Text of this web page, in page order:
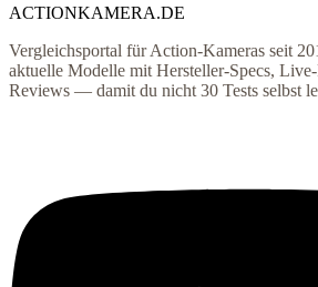
ACTIONKAMERA.DE
Vergleichsportal für Action-Kameras seit
aktuelle Modelle mit Hersteller-Specs,
Reviews — damit du nicht 30 Tests selbst